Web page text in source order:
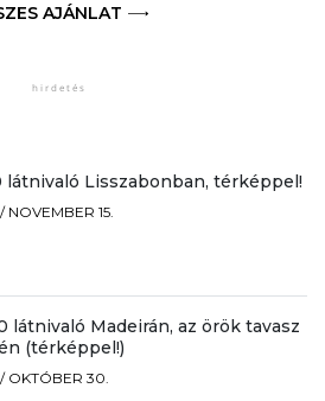
AJÁNLAT
látnivaló Lisszabonban, térképpel!
/ NOVEMBER 15.
látnivaló Madeirán, az örök tavasz
(térképpel!)
/ OKTÓBER 30.